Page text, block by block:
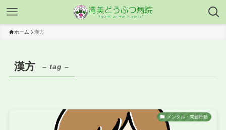
ホーム 漢方
漢方 – tag –
メンタル・問題行動